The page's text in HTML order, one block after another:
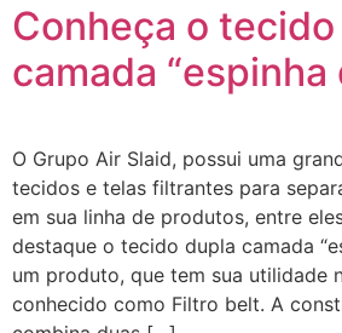
Conheça o
camada “espinha
O Grupo Air Slaid, possui uma
tecidos e telas filtrantes para
em sua linha de produtos, entre
destaque o tecido dupla camada
um produto, que tem sua utilidade
conhecido como Filtro belt. A